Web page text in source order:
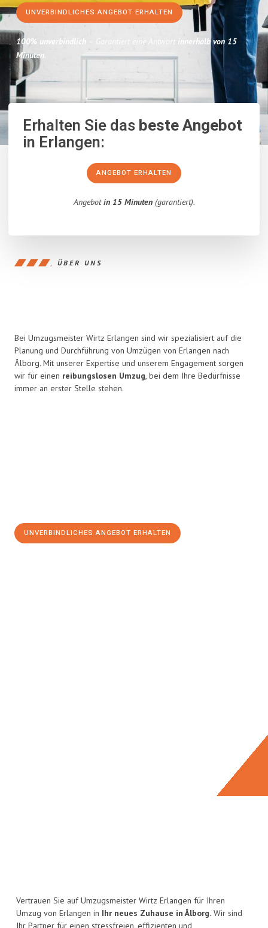
UNVERBINDLICHES ANGEBOT ERHALTEN
100% unverbindlich – Garantiert eine Antwort innerhalb von 15
Minuten.
Erhalten Sie dasbeste Angebot
in Erlangen:
ANGEBOT ERHALTEN
Angebotin 15 Minuten(garantiert).
ÜBER UNS
Bei Umzugsmeister Wirtz Erlangen sind wir spezialisiert auf die
Planung und Durchführung von Umzügen von Erlangen nach
Ålborg. Mit unserer Expertise und unserem Engagement sorgen
wir für einen reibungslosen Umzug, bei dem Ihre Bedürfnisse
immer an erster Stelle stehen.
UNVERBINDLICHES ANGEBOT ERHALTEN
Vertrauen Sie auf Umzugsmeister Wirtz Erlangen für Ihren
Umzug von Erlangen in Ihr neues Zuhause in Ålborg. Wir sind
Ihr Partner für einen stressfreien, effizienten und